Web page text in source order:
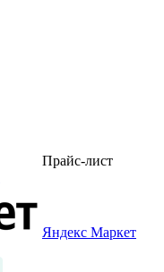
Прайс-лист
Яндекс Маркет